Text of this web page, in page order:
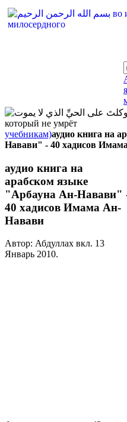
учебникам)аудио книга на
Навави" - 40 хадисов
аудио книга на
арабском языке
"Арбауна Ан-Навави"
40 хадисов Имама Ан-
Навави
Автор: Абдуллах вкл. 13
Январь 2010.